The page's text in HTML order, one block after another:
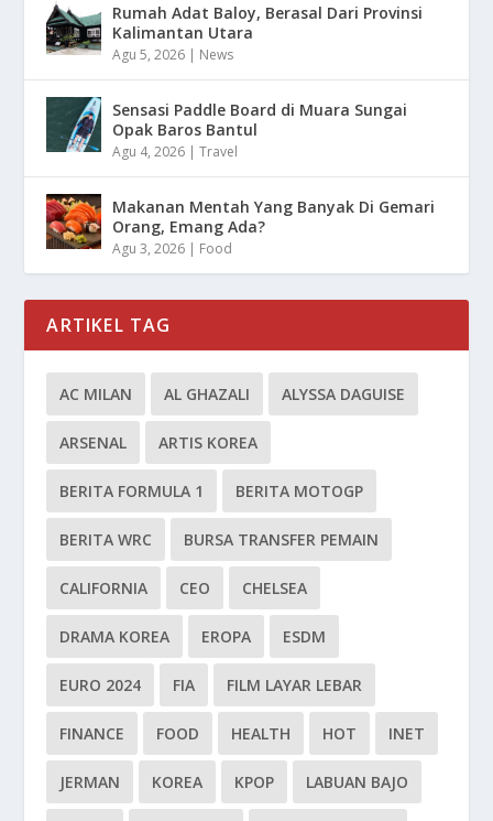
Rumah Adat Baloy, Berasal Dari Provinsi
Kalimantan Utara
Agu 5, 2026 | News
Sensasi Paddle Board di Muara Sungai
Opak Baros Bantul
Agu 4, 2026 |Travel
Makanan Mentah Yang Banyak Di Gemari
Orang, Emang Ada?
Agu 3, 2026 | Food
ARTIKEL TAG
AC MILAN AL GHAZALI ALYSSA DAGUISE
ARSENAL ARTIS KOREA
BERITA FORMULA 1 BERITA MOTOGP
BERITA WRC BURSA TRANSFER PEMAIN
CALIFORNIA CEO CHELSEA
DRAMA KOREA EROPA ESDM
EURO 2024 FIA FILM LAYAR LEBAR
FINANCE FOOD HEALTH HOT INET
JERMAN KOREA KPOP LABUAN BAJO